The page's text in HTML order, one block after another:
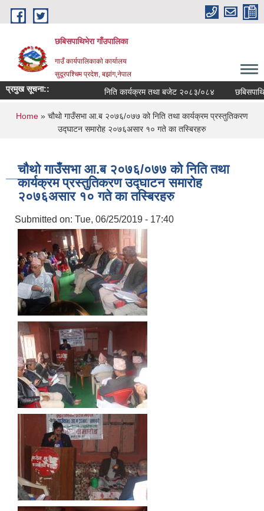
Skip to main content
छबिसपाथिभेरा गाँउपालिका
गाउँ कार्यपालिकाकाे कार्यालय
सुदूरपश्चिम प्रदेश, बझांग,नेपाल
प्रमुख सूचना:: निति कार्यक्रम तथा बजेट २०८३/०८४
You are here
Home » चौथो गाउँसभा आ.ब २०७६/०७७ को निति तथा कार्यक्रम प्रस्तुतिकरण
उद्घाटन समारोह २०७६असार १० गते का तस्बिरहरु
चौथो गाउँसभा आ.ब २०७६/०७७ को निति तथा
कार्यक्रम प्रस्तुतिकरण उद्घाटन समारोह
२०७६असार १० गते का तस्बिरहरु
Submitted on: Tue, 06/25/2019 - 17:40